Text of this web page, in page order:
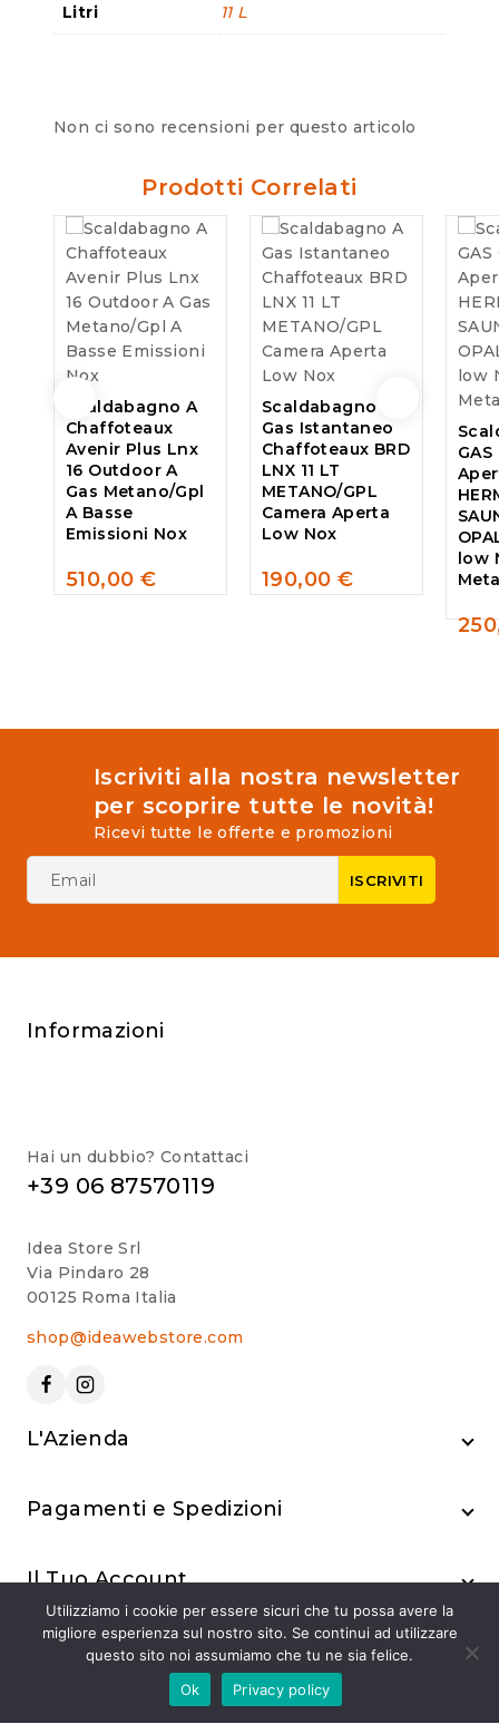
Litri 11 L
Non ci sono recensioni per questo articolo
Prodotti Correlati
Scaldabagno A
Chaffoteaux
Avenir Plus Lnx
16 Outdoor A
Gas Metano/Gpl
A Basse
Emissioni Nox
0
510,00 €
Scaldabagno A
Gas Istantaneo
Chaffoteaux BRD
LNX 11 LT
METANO/GPL
Camera Aperta
Low Nox
0
190,00 €
low
0
Iscriviti alla nostra newsletter
per scoprire tutte le novità!
Ricevi tutte le offerte e promozioni
Informazioni
Hai un dubbio? Contattaci
+39 06 87570119
Idea Store Srl
Via Pindaro 28
00125 Roma Italia
shop@ideawebstore.com
L'Azienda
Pagamenti e Spedizioni
Il Tuo Account
© 2024 Idea Store Srl
Utilizziamo i cookie per essere sicuri che tu possa avere la
migliore esperienza sul nostro sito. Se continui ad utilizzare
questo sito noi assumiamo che tu ne sia felice.
Ok
Privacy policy